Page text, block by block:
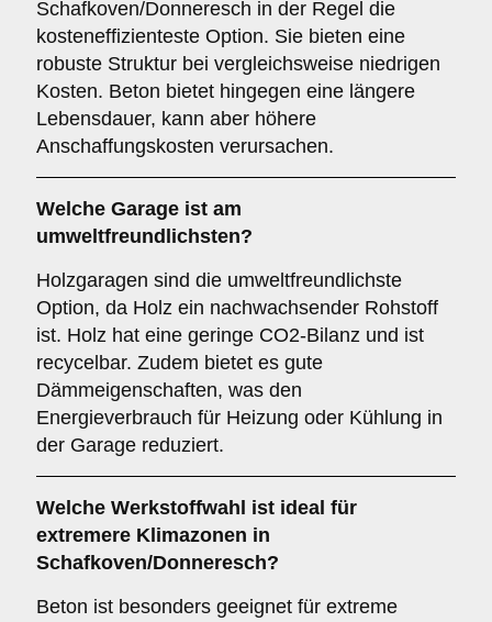
Schafkoven/Donneresch in der Regel die
kosteneffizienteste Option. Sie bieten eine
robuste Struktur bei vergleichsweise niedrigen
Kosten. Beton bietet hingegen eine längere
Lebensdauer, kann aber höhere
Anschaffungskosten verursachen.
Welche Garage ist am
umweltfreundlichsten?
Holzgaragen sind die umweltfreundlichste
Option, da Holz ein nachwachsender Rohstoff
ist. Holz hat eine geringe CO2-Bilanz und ist
recycelbar. Zudem bietet es gute
Dämmeigenschaften, was den
Energieverbrauch für Heizung oder Kühlung in
der Garage reduziert.
Welche Werkstoffwahl ist ideal für
extremere Klimazonen in
Schafkoven/Donneresch?
Beton ist besonders geeignet für extreme